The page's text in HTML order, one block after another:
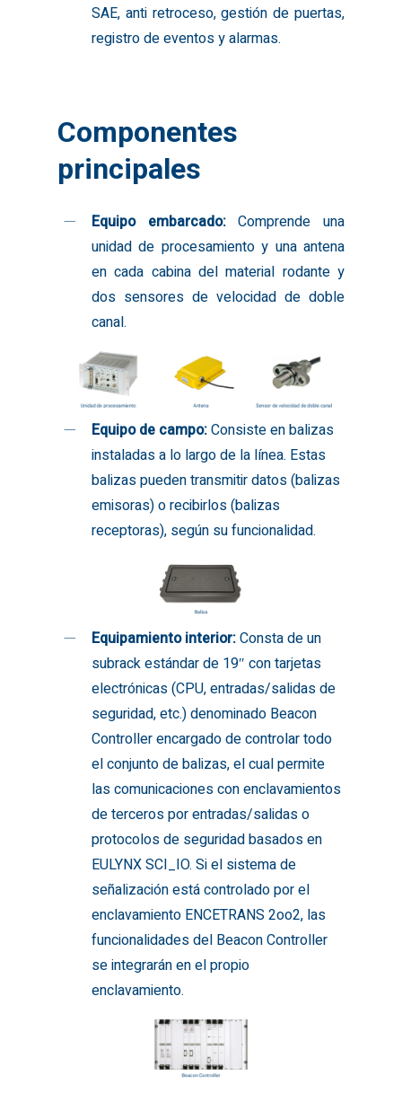
SAE, anti retroceso, gestión de puertas,
registro de eventos y alarmas.
Componentes
principales
Equipo embarcado:Comprende una
unidad de procesamiento y una antena
en cada cabina del material rodante y
dos sensores de velocidad de doble
canal.
Equipo de campo:Consiste en balizas
instaladas a lo largo de la línea. Estas
balizas pueden transmitir datos (balizas
emisoras) o recibirlos (balizas
receptoras), según su funcionalidad.
Equipamiento interior:Consta de un
subrack estándar de 19″ con tarjetas
electrónicas (CPU, entradas/salidas de
seguridad, etc.) denominado Beacon
Controller encargado de controlar todo
el conjunto de balizas, el cual permite
las comunicaciones con enclavamientos
de terceros por entradas/salidas o
protocolos de seguridad basados en
EULYNX SCI_IO. Si el sistema de
señalización está controlado por el
enclavamiento ENCETRANS 2oo2, las
funcionalidades del Beacon Controller
se integrarán en el propio
enclavamiento.